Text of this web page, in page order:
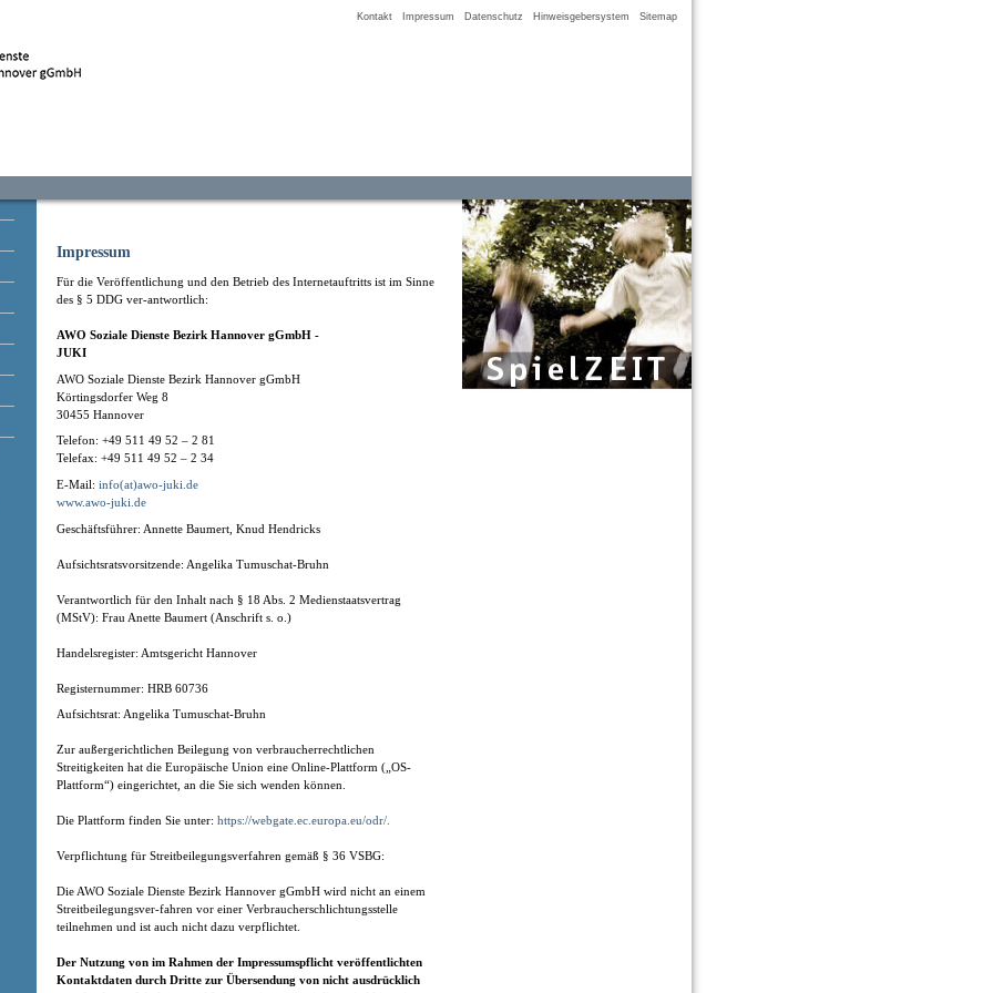
Kontakt Impressum Datenschutz Hinweisgebersystem Sitemap
Impressum
Für die Veröffentlichung und den Betrieb des Internetauftritts ist im Sinne
des § 5 DDG ver-antwortlich:
AWO Soziale Dienste Bezirk Hannover gGmbH -
JUKI
AWO Soziale Dienste Bezirk Hannover gGmbH
Körtingsdorfer Weg 8
30455 Hannover
Telefon: +49 511 49 52 – 2 81
Telefax: +49 511 49 52 – 2 34
E-Mail: info(at)awo-juki.de
www.awo-juki.de
Geschäftsführer: Annette Baumert, Knud Hendricks
Aufsichtsratsvorsitzende: Angelika Tumuschat-Bruhn
Verantwortlich für den Inhalt nach § 18 Abs. 2 Medienstaatsvertrag
(MStV): Frau Anette Baumert (Anschrift s. o.)
Handelsregister: Amtsgericht Hannover
Registernummer: HRB 60736
Aufsichtsrat: Angelika Tumuschat-Bruhn
Zur außergerichtlichen Beilegung von verbraucherrechtlichen
Streitigkeiten hat die Europäische Union eine Online-Plattform („OS-
Plattform“) eingerichtet, an die Sie sich wenden können.
Die Plattform finden Sie unter: https://webgate.ec.europa.eu/odr/.
Verpflichtung für Streitbeilegungsverfahren gemäß § 36 VSBG:
Die AWO Soziale Dienste Bezirk Hannover gGmbH wird nicht an einem
Streitbeilegungsver-fahren vor einer Verbraucherschlichtungsstelle
teilnehmen und ist auch nicht dazu verpflichtet.
Der Nutzung von im Rahmen der Impressumspflicht veröffentlichten
Kontaktdaten durch Dritte zur Übersendung von nicht ausdrücklich